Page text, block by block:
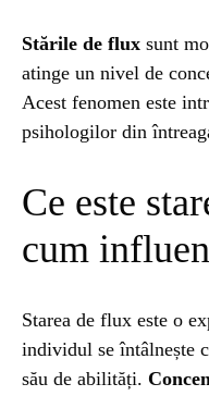
Stările de flux sunt
atinge un nivel de
Acest fenomen este
psihologilor din
Ce este
cum
Starea de flux este o
individul se întâlnește
său de abilități.
Barajul Trei
Seriale